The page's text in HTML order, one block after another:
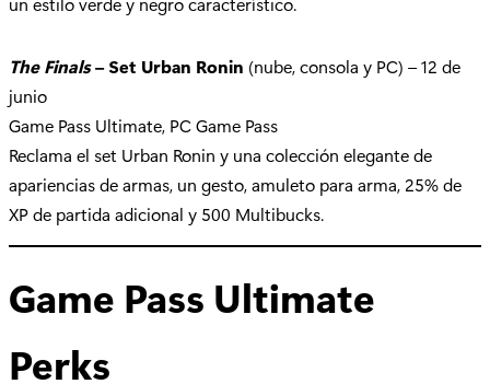
The Finals– Set Urban Ronin (nube, consola y PC) – 12 de
junio
Game Pass Ultimate, PC Game Pass
Reclama el set Urban Ronin y una colección elegante de
apariencias de armas, un gesto, amuleto para arma, 25% de
XP de partida adicional y 500 Multibucks.
Game Pass Ultimate
Perks